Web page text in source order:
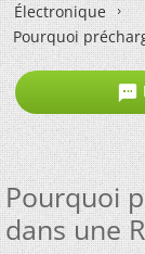
Électronique
Pourquoi

Pourquoi
dans une